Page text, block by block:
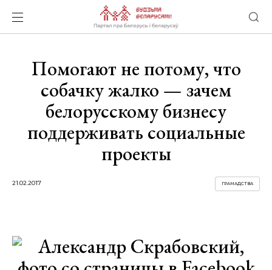
Помогают не потому, что
собачку жалко — зачем
белорусскому бизнесу
поддерживать социальные
проекты
21.02.2017 ГРАМАДСТВА